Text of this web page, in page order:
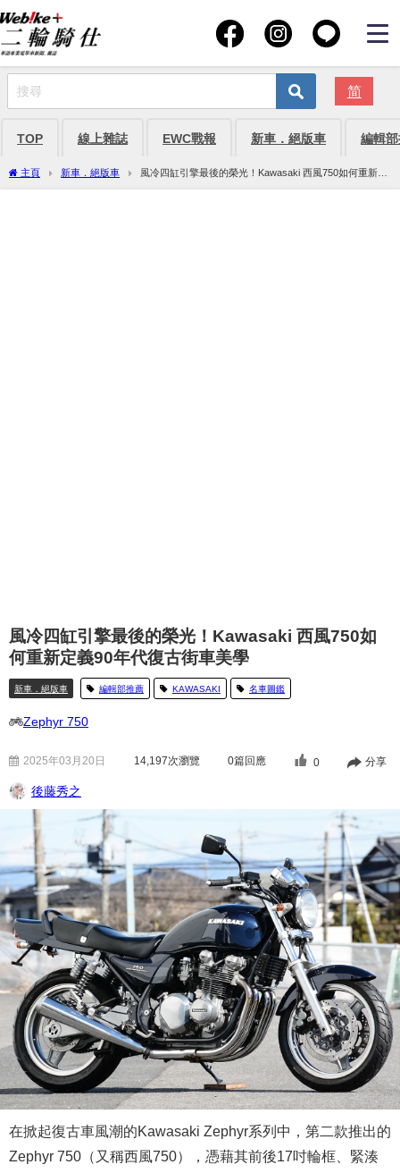
简
TOP 線上雜誌 EWC戰報 新車．絕版車 編輯
主頁 新車．絕版車
風冷四缸引擎最後的榮光！Kawasaki 西風750如何重新定
義90年代復古街車美學
風冷四缸引擎最後的榮光！Kawasaki 西風750如
何重新定義90年代復古街車美學
新車．絕版車 編輯部推薦 KAWASAKI 名車圖鑑
Zephyr 750
2025年03月20日 14,197次瀏覽 0篇回應 0 分享
後藤秀之
在掀起復古車風潮的Kawasaki Zephyr系列中，第二款推出的
Zephyr 750（又稱西風750），憑藉其前後17吋輪框、緊湊